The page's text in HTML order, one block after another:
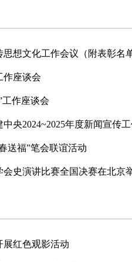
想文化工作会议（附表彰名单
作座谈会
工作座谈会
央2024~2025年度新闻宣传工
送福”笔会联谊活动
会史演讲比赛全国决赛在北京
展红色观影活动